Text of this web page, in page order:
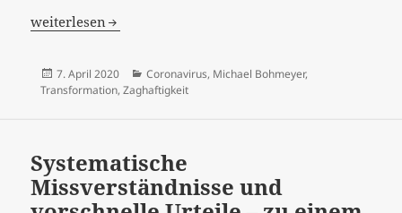
Überraschende Zaghaftigkeit – ein Bedingungsloses
weiterlesen
Veröffentlicht
am
7. April 2020 Kategorien
Coronavirus, Michael Bohmeyer,
Transformation, Zaghaftigkeit
Systematische
Missverständnisse und